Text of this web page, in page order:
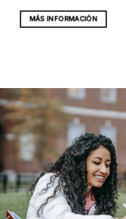
MÁS INFORMACIÓN